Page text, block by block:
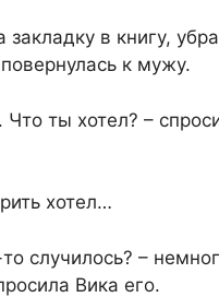
в книгу,
к мужу.
ты хотел? –
хотел…
случилось? –
Вика его.